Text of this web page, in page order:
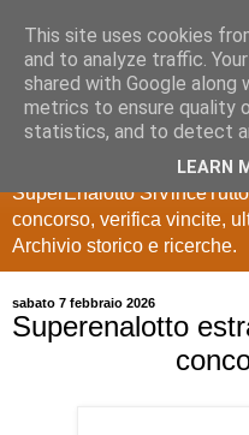
Estrazioni
Ultime estrazioni di Lotto,
SuperEnalotto
concorso, verifica vincite,
Archivio storico e ricerche.
sabato 7 febbraio 2026
Superenalotto
This site uses cookies
and to analyze traffic.
shared with Google
metrics to ensure quality
statistics, and to detect
LEARN